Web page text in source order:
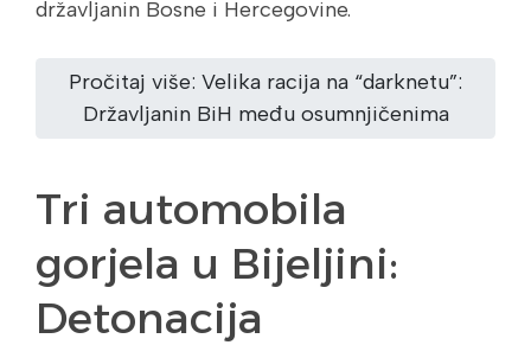
državljanin Bosne i Hercegovine.
Pročitaj više: Velika racija na “darknetu”:
Državljanin BiH među osumnjičenima
Tri automobila
gorjela u Bijeljini:
Detonacija